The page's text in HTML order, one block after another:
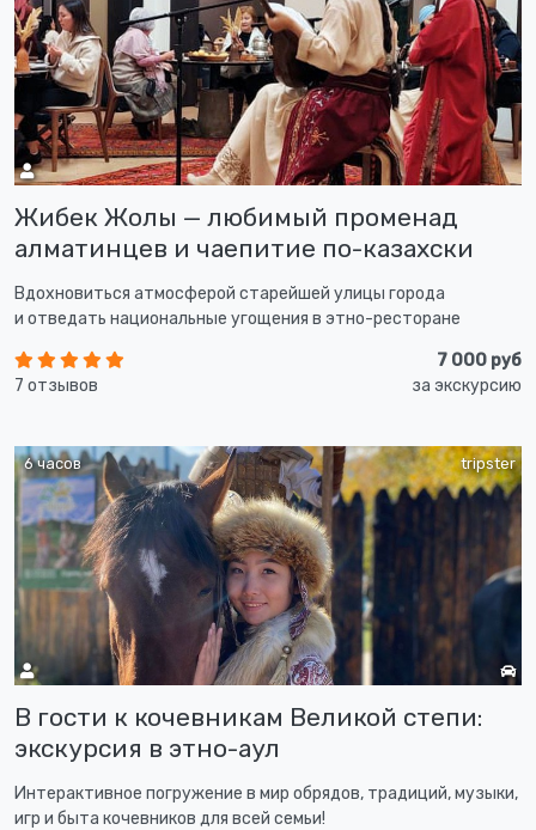
Жибек Жолы — любимый променад
алматинцев и чаепитие по-казахски
Вдохновиться атмосферой старейшей улицы города
и отведать национальные угощения в этно-ресторане
7 отзывов
7 000 руб
за экскурсию
tripster
6 часов
В гости к кочевникам Великой степи:
экскурсия в этно-аул
Интерактивное погружение в мир обрядов, традиций, музыки,
игр и быта кочевников для всей семьи!